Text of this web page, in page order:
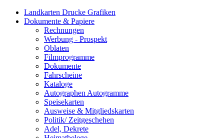
Landkarten Drucke Grafiken
Dokumente & Papiere
Rechnungen
Werbung - Prospekt
Oblaten
Filmprogramme
Dokumente
Fahrscheine
Kataloge
Autographen Autogramme
Speisekarten
Ausweise & Mitgliedskarten
Politik/ Zeitgeschehen
Adel, Dekrete